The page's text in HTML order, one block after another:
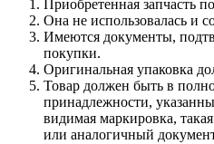
Приобретенная запчасть
Она не использовалась и
Имеются документы,
покупки.
Оригинальная упаковка
Товар должен быть в
принадлежности,
видимая маркировка,
или аналогичный